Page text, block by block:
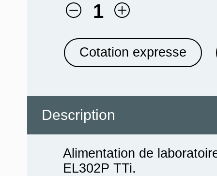
1
Cotation expresse
Description
Alimentation de
EL302P TTi.